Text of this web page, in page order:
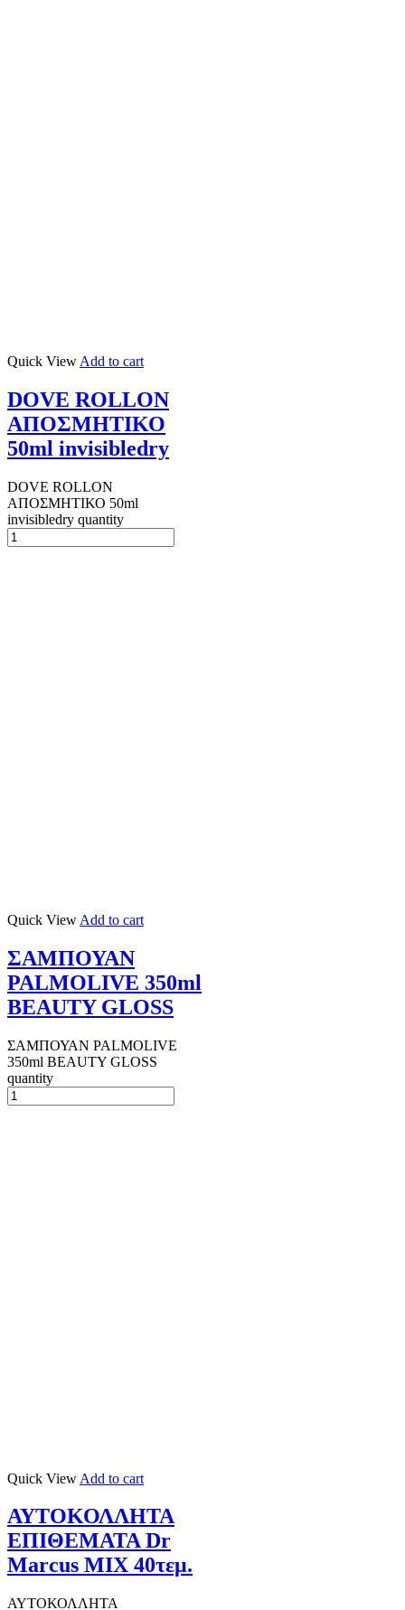
Quick View Add to cart
DOVE ROLLON
ΑΠΟΣΜΗΤΙΚΟ
50ml invisibledry
DOVE ROLLON
ΑΠΟΣΜΗΤΙΚΟ 50ml
invisibledry quantity
Quick View Add to cart
ΣΑΜΠΟΥΑΝ
PALMOLIVE 350ml
BEAUTY GLOSS
ΣΑΜΠΟΥΑΝ PALMOLIVE
350ml BEAUTY GLOSS
quantity
Quick View Add to cart
ΑΥΤΟΚΟΛΛΗΤΑ
ΕΠΙΘΕΜΑΤΑ Dr
Marcus ΜΙΧ 40τεμ.
ΑΥΤΟΚΟΛΛΗΤΑ